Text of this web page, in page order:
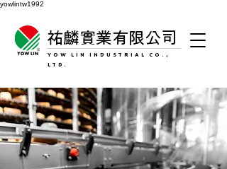
yowlintw1992
祐麟實業有限公司
YOW LIN INDUSTRIAL CO.,
LTD.